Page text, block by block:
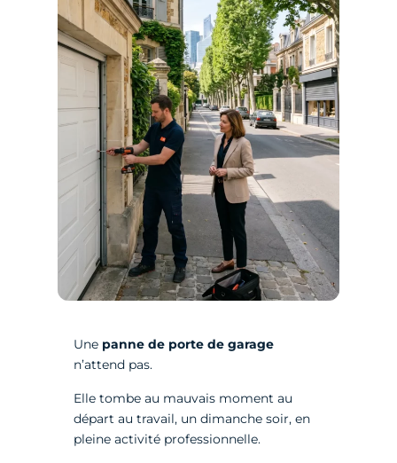
Une panne de porte de garage
n’attend pas.
Elle tombe au mauvais moment au
départ au travail, un dimanche soir, en
pleine activité professionnelle.